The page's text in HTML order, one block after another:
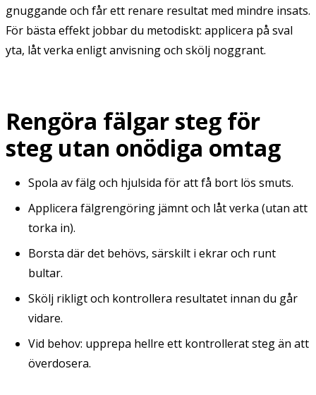
gnuggande och får ett renare resultat med mindre insats.
För bästa effekt jobbar du metodiskt: applicera på sval
yta, låt verka enligt anvisning och skölj noggrant.
Rengöra fälgar steg för
steg utan onödiga omtag
Spola av fälg och hjulsida för att få bort lös smuts.
Applicera fälgrengöring jämnt och låt verka (utan att
torka in).
Borsta där det behövs, särskilt i ekrar och runt
bultar.
Skölj rikligt och kontrollera resultatet innan du går
vidare.
Vid behov: upprepa hellre ett kontrollerat steg än att
överdosera.